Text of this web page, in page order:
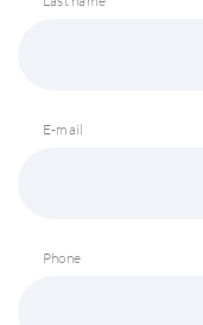
E-mail
Phone